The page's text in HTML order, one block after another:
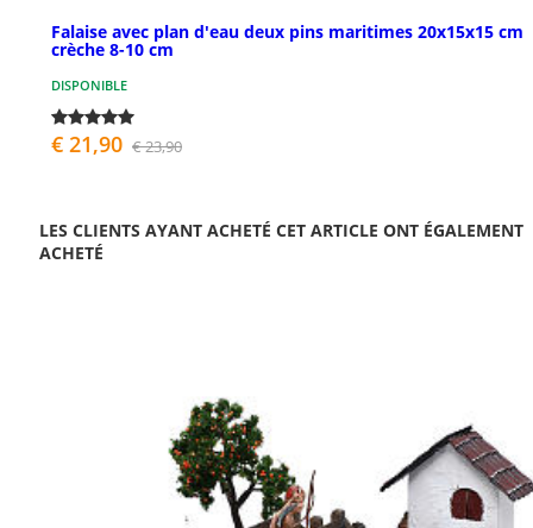
Falaise avec plan d'eau deux pins maritimes 20x15x15 cm
crèche 8-10 cm
DISPONIBLE
€ 21,90 € 23,90
LES CLIENTS AYANT ACHETÉ CET ARTICLE ONT ÉGALEMENT
ACHETÉ